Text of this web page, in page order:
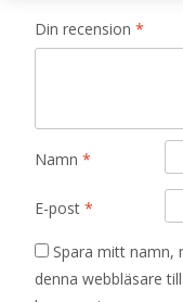
Din recension *
Namn *
E-post *
Spara mitt namn,
denna webbläsare